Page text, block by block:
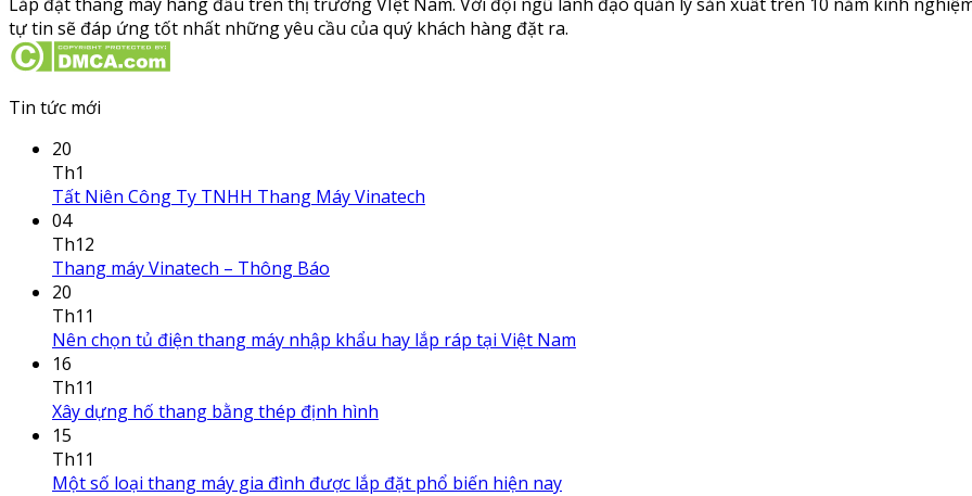
tự tin sẽ đáp ứng tốt nhất những yêu cầu của quý khách hàng đặt ra.
Tin tức mới
20
Th1
Tất Niên Công Ty TNHH Thang Máy Vinatech
04
Th12
Thang máy Vinatech – Thông Báo
20
Th11
Nên chọn tủ điện thang máy nhập khẩu hay lắp ráp tại Việt Nam
16
Th11
Xây dựng hố thang bằng thép định hình
15
Th11
Một số loại thang máy gia đình được lắp đặt phổ biến hiện nay